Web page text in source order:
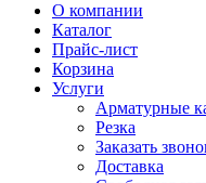
О компании
Каталог
Прайс-лист
Корзина
Услуги
Арматурные
Резка
Заказать
Доставка